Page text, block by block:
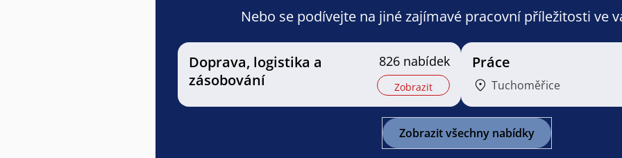
Nebo se podívejte na jiné zajímavé pracovní příležitosti ve
Doprava, logistika a
zásobování
826 nabídek
Zobrazit
Práce
Tuchoměřice
Zobrazit všechny nabídky